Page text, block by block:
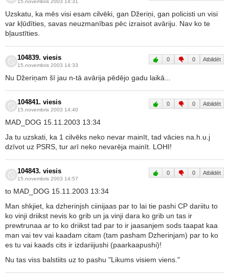
15.novembris 2003 14:31
Uzskatu, ka mēs visi esam cilvēki, gan Džeriņi, gan policisti un visi
var kļūdīties, savas neuzmanības pēc izraisot avāriju. Nav ko te
bļaustīties.
104839. viesis
15.novembris 2003 14:33
0 0 Atbildēt
Nu Džeriņam šī jau n-tā avārija pēdējo gadu laikā...
104841. viesis
15.novembris 2003 14:40
0 0 Atbildēt
MAD_DOG 15.11.2003 13:34
Ja tu uzskati, ka 1 cilvēks neko nevar mainīt, tad vācies na.h.u.j
dzīvot uz PSRS, tur arī neko nevarēja mainīt. LOHI!
104843. viesis
15.novembris 2003 14:57
0 0 Atbildēt
to MAD_DOG 15.11.2003 13:34
Man shkjiet, ka dzherinjsh ciinijaas par to lai tie pashi CP dariitu to
ko vinji driikst nevis ko grib un ja vinji dara ko grib un tas ir
prewtrunaa ar to ko driikst tad par to ir jaasanjem sods taapat kaa
man vai tev vai kaadam citam (tam pasham Dzherinjam) par to ko
es tu vai kaads cits ir izdariijushi (paarkaapushi)!
Nu tas viss balstiits uz to pashu "Likums visiem viens."